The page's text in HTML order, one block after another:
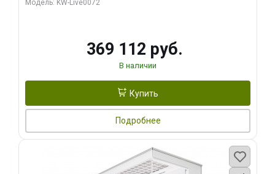
Модель: KW-Live0072
369 112 руб.
В наличии
Купить
Подробнее